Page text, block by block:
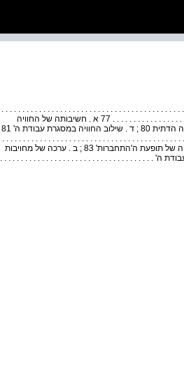
. . . . . . . . . . . . . . . . . . . . . . . . . . . . . . . . . . . . . . . . . . .
. . . . . . . . . . . . . . . . . . . . . . . . . . . . . . . . . . . . . . . . . . . . . . . . . . . . . . . . . . . . . . . . . . . . . . . . . . . 77 א . חשיבותה של החוויה
הדתית 77 ; ב . בין חוויה דתית ליראת שמים 79 ; ג . מגבלותיה של החוויה הדתית 80 ; ד . שילוב החוויה במסגרת עבודת ה' 81
. . . . . . . . . . . . . . . . . . . . . . . . . . . . . . . . . . . . . . . . . .
. . . . . . . . . . . . . . . . . . . . . . . . . . . . . . . . . . . . . . . . . . . . . . . 83 א . שורשיה של תופעת ה'התחברות' 83 ; ב . ערכה של מחויבות
הנאמנות 86 ; ד . נטילת אחריות 90 טבעיות בעבודת ה' . . . . . . . . . . . . . . . . . . . . . . . . . . . . . . . . . . . . . .